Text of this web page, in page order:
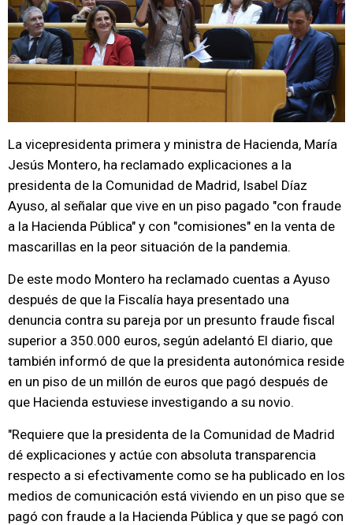
La vicepresidenta primera y ministra de Hacienda, María
Jesús Montero, ha reclamado explicaciones a la
presidenta de la Comunidad de Madrid, Isabel Díaz
Ayuso, al señalar que vive en un piso pagado "con fraude
a la Hacienda Pública" y con "comisiones" en la venta de
mascarillas en la peor situación de la pandemia.
De este modo Montero ha reclamado cuentas a Ayuso
después de que la Fiscalía haya presentado una
denuncia contra su pareja por un presunto fraude fiscal
superior a 350.000 euros, según adelantó El diario, que
también informó de que la presidenta autonómica reside
en un piso de un millón de euros que pagó después de
que Hacienda estuviese investigando a su novio.
"Requiere que la presidenta de la Comunidad de Madrid
dé explicaciones y actúe con absoluta transparencia
respecto a si efectivamente como se ha publicado en los
medios de comunicación está viviendo en un piso que se
pagó con fraude a la Hacienda Pública y que se pagó con